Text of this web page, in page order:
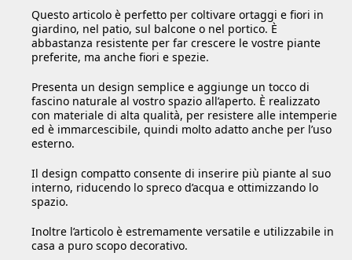
Questo articolo è perfetto per coltivare ortaggi e fiori in
giardino, nel patio, sul balcone o nel portico. È
abbastanza resistente per far crescere le vostre piante
preferite, ma anche fiori e spezie.
Presenta un design semplice e aggiunge un tocco di
fascino naturale al vostro spazio all’aperto. È realizzato
con materiale di alta qualità, per resistere alle intemperie
ed è immarcescibile, quindi molto adatto anche per l’uso
esterno.
Il design compatto consente di inserire più piante al suo
interno, riducendo lo spreco d’acqua e ottimizzando lo
spazio.
Inoltre l’articolo è estremamente versatile e utilizzabile in
casa a puro scopo decorativo.